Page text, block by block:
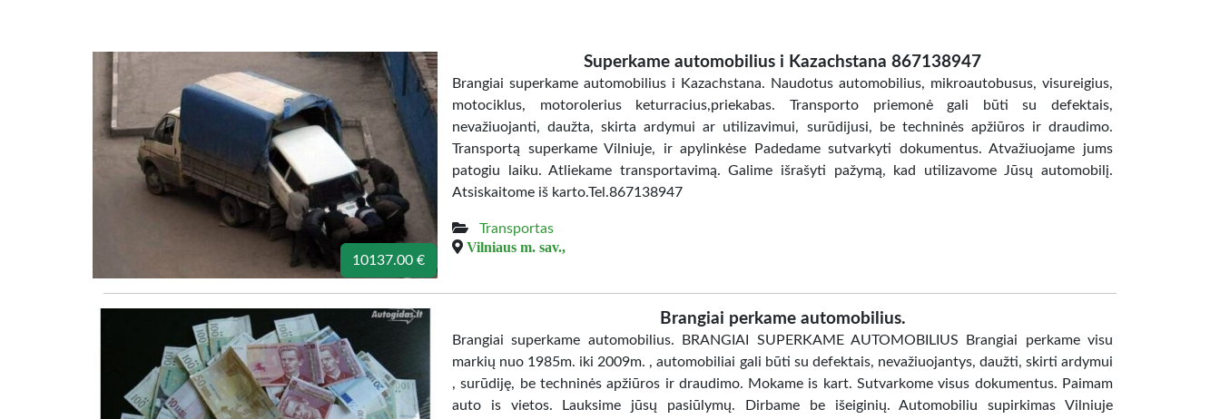
10137.00 €
Superkame automobilius i Kazachstana 867138947
Brangiai superkame automobilius i Kazachstana. Naudotus automobilius, mikroautobusus, visureigius,
motociklus, motorolerius keturracius,priekabas. Transporto priemonė gali būti su defektais,
nevažiuojanti, daužta, skirta ardymui ar utilizavimui, surūdijusi, be techninės apžiūros ir draudimo.
Transportą superkame Vilniuje, ir apylinkėse Padedame sutvarkyti dokumentus. Atvažiuojame jums
patogiu laiku. Atliekame transportavimą. Galime išrašyti pažymą, kad utilizavome Jūsų automobilį.
Atsiskaitome iš karto.Tel.867138947
Transportas
Vilniaus m. sav.,
Brangiai perkame automobilius.
Brangiai superkame automobilius. BRANGIAI SUPERKAME AUTOMOBILIUS Brangiai perkame visu
markių nuo 1985m. iki 2009m. , automobiliai gali būti su defektais, nevažiuojantys, daužti, skirti ardymui
, surūdiję, be techninės apžiūros ir draudimo. Mokame is kart. Sutvarkome visus dokumentus. Paimam
auto is vietos. Lauksime jūsų pasiūlymų. Dirbame be išeiginių. Automobiliu supirkimas Vilniuje